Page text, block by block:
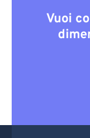
Vuoi